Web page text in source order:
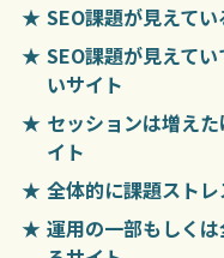
SEO課題が見えて
SEO課題が見えて
いサイト
セッションは増え
イト
全体的に課題スト
運用の一部もしく